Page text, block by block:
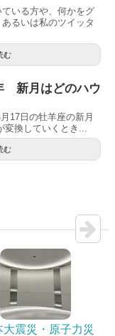
いる方や、何かをグ
るいは私のツイッタ
む
新月はどのハウ
日の牡羊座の新月
変換していくとき...
む
大震災・原子力災